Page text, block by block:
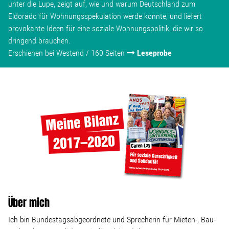
unter die Lupe, zeigt auf, wie und warum Deutschland zum
Eldorado für Wohnungsspekulation werde konnte, und liefert
provokante Ideen für eine soziale Wohnungspolitik, die wir so
dringend brauchen.
Erschienen bei Westend / 160 Seiten
Leseprobe
Über mich
Ich bin Bundestagsabgeordnete und Sprecherin für Mieten-, Bau-